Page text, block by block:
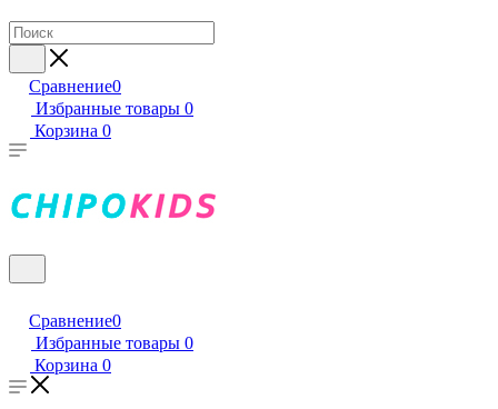
Сравнение0
Избранные товары 0
Корзина 0
Сравнение0
Избранные товары 0
Корзина 0